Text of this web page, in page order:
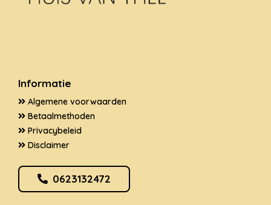
Informatie
Algemene voorwaarden
Betaalmethoden
Privacybeleid
Disclaimer
0623132472